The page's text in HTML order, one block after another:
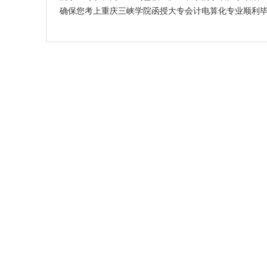
确保您考上重庆三峡学院函授大专会计电算化专业顺利